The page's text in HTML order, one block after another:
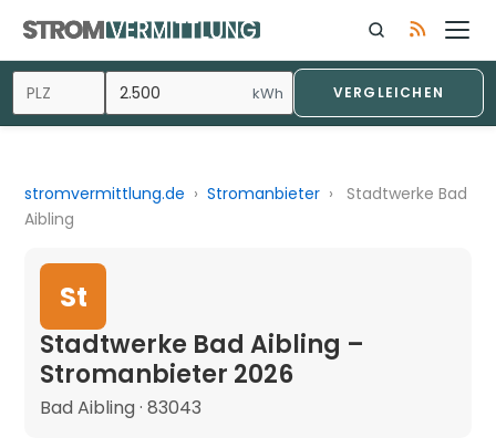
kWh VERGLEICHEN
stromvermittlung.de › Stromanbieter ›
Stadtwerke Bad
Aibling
St
Stadtwerke Bad Aibling –
Stromanbieter 2026
Bad Aibling · 83043